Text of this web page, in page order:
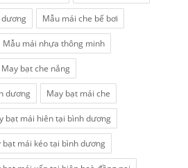
Mẫu mái che bể bơi
Mẫu mái nhựa thông minh
May bạt che nắng
dương May bạt mái che
bạt mái hiên tại bình dương
bạt mái kéo tại bình dương